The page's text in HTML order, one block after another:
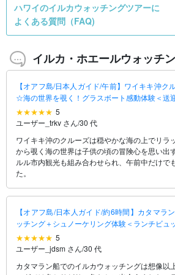
ハワイのイルカウォッチングツアーに
よくある質問（FAQ)
イルカ・ホエールウォッチ
【オアフ島/日本人ガイド/午前】ワイキキ沖ク
☆海の世界を覗く！グラスボート感動体験＜送
5
ユーザー_trkv さん/30 代
ワイキキ沖のクルーズは穏やかな海の上でリラ
から覗く海の世界は子供の頃の冒険心を思い出
ルル市内観光も組み合わせられ、午前中だけで
た。
【オアフ島/日本人ガイド/約6時間】カタマラ
ッチング＋シュノーケリング体験＜ランチビュ
5
ユーザー_jdsm さん/30 代
カタマラン船でのイルカウォッチングは想像以